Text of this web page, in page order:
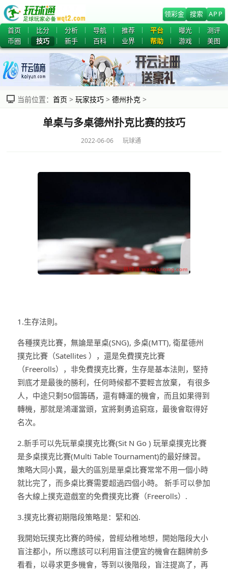
领彩金 搜索
APP
首页
比分 分析 导航 推荐 平台 曝光
测评
币圈
技巧 新手 百科 业界 帮助 游戏 美图
当前位置： 首页 > 玩家技巧 > 德州扑克 >
单桌与多桌德州扑克比赛的技巧
2022-06-06 玩球通
1.生存法則。
各種撲克比賽，無論是單桌(SNG), 多桌(MTT), 衛星德州
撲克比賽（Satellites ），還是免費撲克比賽
（Freerolls），非免費撲克比賽，生存是基本法則，堅持
到底才是最後的勝利，任何時候都不要輕言放棄， 有很多
人，中途只剩50個籌碼，還有轉運的機會，而且如果得到
轉機，那就是鴻運當頭，宜將剩勇追窮寇，最後會取得好
名次。
2.新手可以先玩單桌撲克比賽(Sit N Go ) 玩單桌撲克比賽
是多桌撲克比賽(Multi Table Tournament)的最好練習。
策略大同小異，最大的區別是單桌比賽常常不用一個小時
就比完了，而多桌比賽需要超過四個小時。 新手可以參加
各大線上撲克遊戲室的免費撲克比賽（Freerolls）.
3.撲克比賽初期階段策略是：緊和凶.
我開始玩撲克比賽的時候，曾經幼稚地想，開始階段大小
盲注都小，所以應該可以利用盲注便宜的機會在翻牌前多
看看，以尋求更多機會，等到以後階段，盲注提高了，再